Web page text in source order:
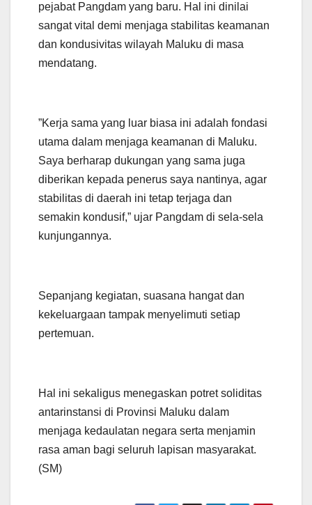
pejabat Pangdam yang baru. Hal ini dinilai
sangat vital demi menjaga stabilitas keamanan
dan kondusivitas wilayah Maluku di masa
mendatang.
​”Kerja sama yang luar biasa ini adalah fondasi
utama dalam menjaga keamanan di Maluku.
Saya berharap dukungan yang sama juga
diberikan kepada penerus saya nantinya, agar
stabilitas di daerah ini tetap terjaga dan
semakin kondusif,” ujar Pangdam di sela-sela
kunjungannya.
​Sepanjang kegiatan, suasana hangat dan
kekeluargaan tampak menyelimuti setiap
pertemuan.
Hal ini sekaligus menegaskan potret soliditas
antarinstansi di Provinsi Maluku dalam
menjaga kedaulatan negara serta menjamin
rasa aman bagi seluruh lapisan masyarakat.
(SM)